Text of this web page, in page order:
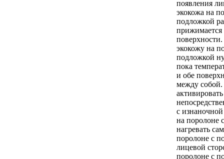
появления
экокожа на
подложкой
прижимается
экокожу на
подложкой
пока
и обе
между
с
на поролоне
нагревать
поролоне с
лицевой
поролоне с